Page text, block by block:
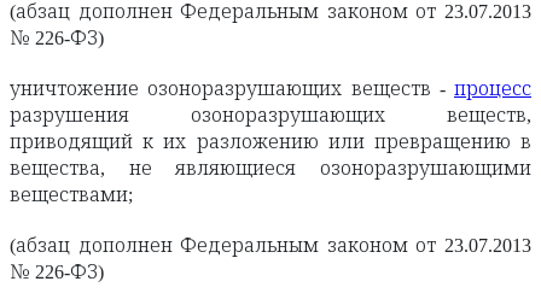
(абзац дополнен Федеральным законом от 23.07.2013
№ 226-ФЗ)
уничтожение озоноразрушающих веществ - процесс
разрушения озоноразрушающих веществ,
приводящий к их разложению или превращению в
вещества, не являющиеся озоноразрушающими
веществами;
(абзац дополнен Федеральным законом от 23.07.2013
№ 226-ФЗ)